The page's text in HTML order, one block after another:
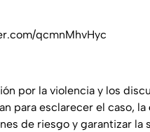
qcmnMhvHyc
por la violencia y los
para esclarecer el caso, la
de riesgo y garantizar la